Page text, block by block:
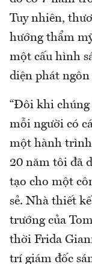
Tuy nhiên,
hướng thẩm
một cấu hình
diện phát ngôn
“Đôi khi chúng
mỗi người có
một hành trình
20 năm tôi đã
tạo cho một
sẻ. Nhà thiết
trướng của
thời Frida
trí giám đốc